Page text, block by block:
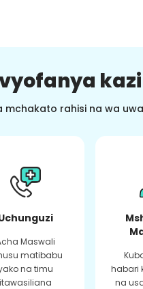
kazi
mchakato rahisi na wa
Maswali
matibabu
na timu
itawasiliana
habari
na